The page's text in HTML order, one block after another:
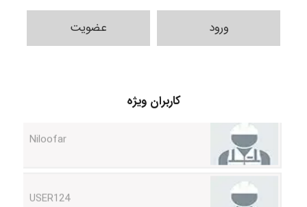
ورود عضویت
کاربران ویژه
USER124
malekf